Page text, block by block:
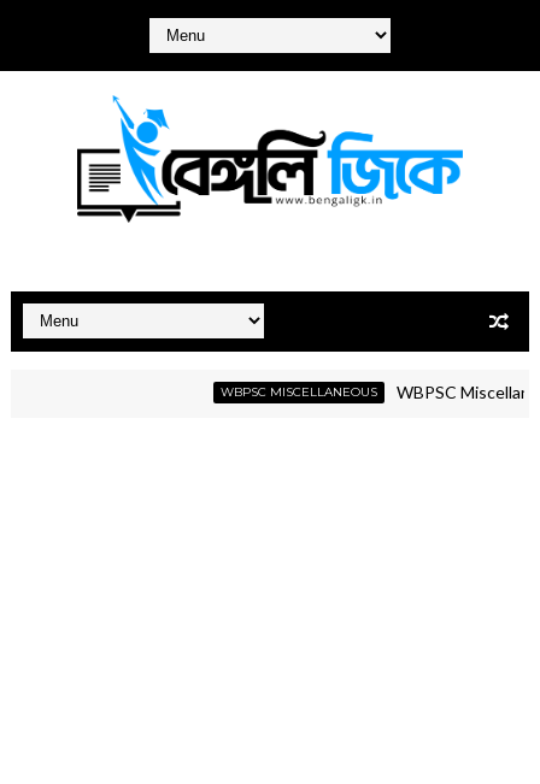
WBPSC MISCELLANEOUS WBPSC Miscellaneous